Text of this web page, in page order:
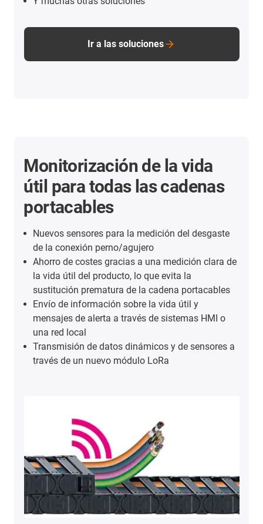
Ir a las soluciones
Monitorización de la vida
útil para todas las cadenas
portacables
Nuevos sensores para la medición del desgaste
de la conexión perno/agujero
Ahorro de costes gracias a una medición clara de
la vida útil del producto, lo que evita la
sustitución prematura de la cadena portacables
Envío de información sobre la vida útil y
mensajes de alerta a través de sistemas HMI o
una red local
Transmisión de datos dinámicos y de sensores a
través de un nuevo módulo LoRa